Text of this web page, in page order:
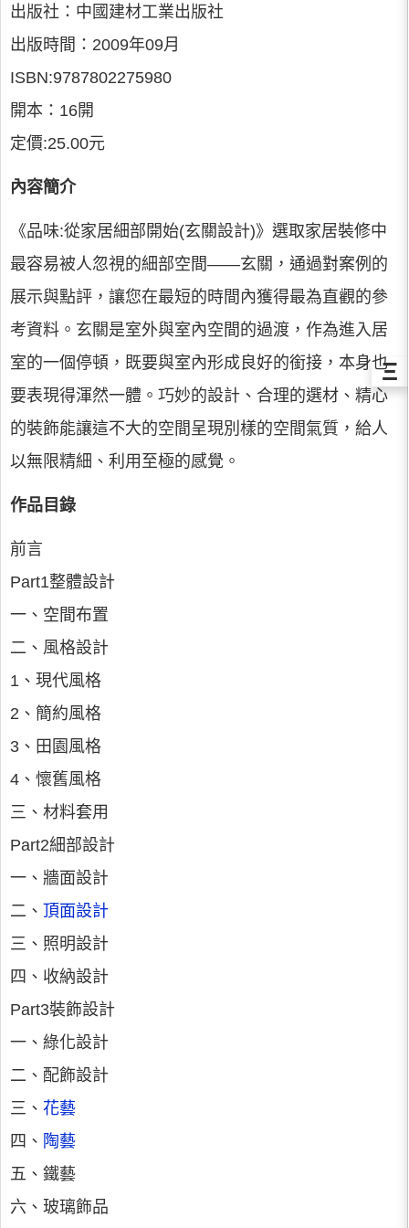
出版社：中國建材工業出版社
出版時間：2009年09月
ISBN:9787802275980
開本：16開
定價:25.00元
內容簡介
《品味:從家居細部開始(玄關設計)》選取家居裝修中
最容易被人忽視的細部空間——玄關，通過對案例的
展示與點評，讓您在最短的時間內獲得最為直觀的參
考資料。玄關是室外與室內空間的過渡，作為進入居
室的一個停頓，既要與室內形成良好的銜接，本身也
要表現得渾然一體。巧妙的設計、合理的選材、精心
的裝飾能讓這不大的空間呈現別樣的空間氣質，給人
以無限精細、利用至極的感覺。
作品目錄
前言
Part1整體設計
一、空間布置
二、風格設計
1、現代風格
2、簡約風格
3、田園風格
4、懷舊風格
三、材料套用
Part2細部設計
一、牆面設計
二、 頂面設計
三、照明設計
四、收納設計
Part3裝飾設計
一、綠化設計
二、配飾設計
三、 花藝
四、 陶藝
五、鐵藝
六、玻璃飾品
Ξ